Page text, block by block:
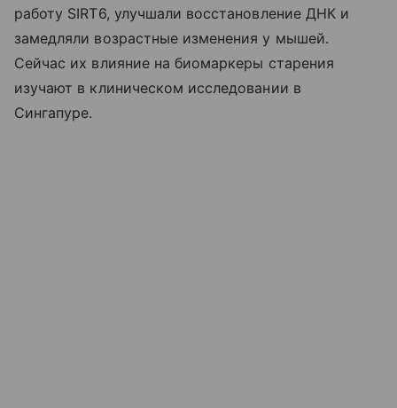
работу SIRT6, улучшали восстановление ДНК и
замедляли возрастные изменения у мышей.
Сейчас их влияние на биомаркеры старения
изучают в клиническом исследовании в
Сингапуре.